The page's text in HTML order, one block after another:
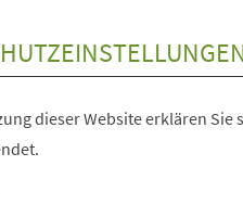
dieser Website erklären